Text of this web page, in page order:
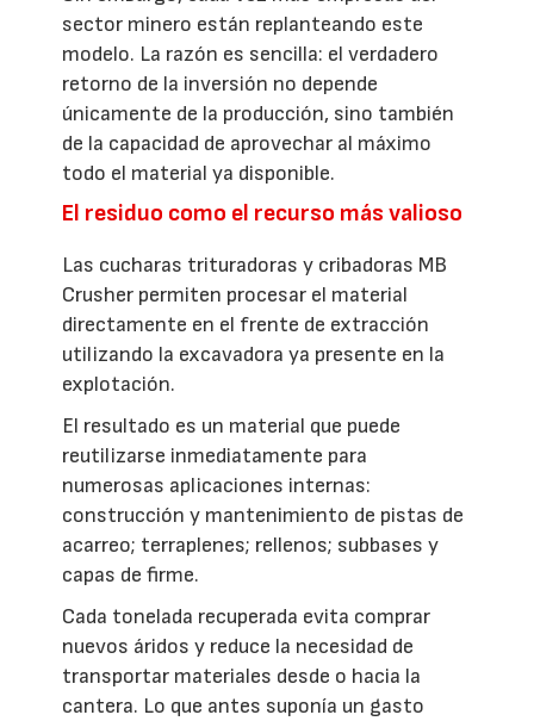
sector minero están replanteando este
modelo. La razón es sencilla: el verdadero
retorno de la inversión no depende
únicamente de la producción, sino también
de la capacidad de aprovechar al máximo
todo el material ya disponible.
El residuo como el recurso más valioso
Las cucharas trituradoras y cribadoras MB
Crusher permiten procesar el material
directamente en el frente de extracción
utilizando la excavadora ya presente en la
explotación.
El resultado es un material que puede
reutilizarse inmediatamente para
numerosas aplicaciones internas:
construcción y mantenimiento de pistas de
acarreo; terraplenes; rellenos; subbases y
capas de firme.
Cada tonelada recuperada evita comprar
nuevos áridos y reduce la necesidad de
transportar materiales desde o hacia la
cantera. Lo que antes suponía un gasto